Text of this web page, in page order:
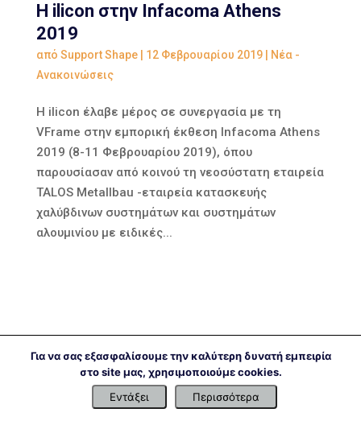
Η ilicon στην Infacoma Athens
2019
από Support Shape| 12 Φεβρουαρίου 2019|
Νέα -
Ανακοινώσεις
Η ilicon έλαβε μέρος σε συνεργασία με τη
VFrame στην εμπορική έκθεση Infacoma Athens
2019 (8-11 Φεβρουαρίου 2019), όπου
παρουσίασαν από κοινού τη νεοσύστατη εταιρεία
TALOS Metallbau -εταιρεία κατασκευής
χαλύβδινων συστημάτων και συστημάτων
αλουμινίου με ειδικές...
Για να σας εξασφαλίσουμε την καλύτερη δυνατή εμπειρία
στο site μας, χρησιμοποιούμε cookies.
Εντάξει
Περισσότερα